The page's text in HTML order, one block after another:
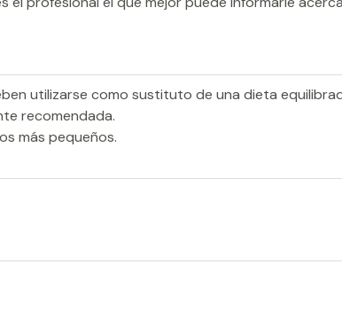
utilizarse como sustituto de una dieta
recomendada.
más pequeños.